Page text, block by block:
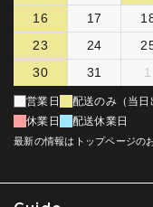
16
17
23
24
30
31 1
営業日
配送のみ（当日
休業日
配送休業日
最新の情報はトップページの